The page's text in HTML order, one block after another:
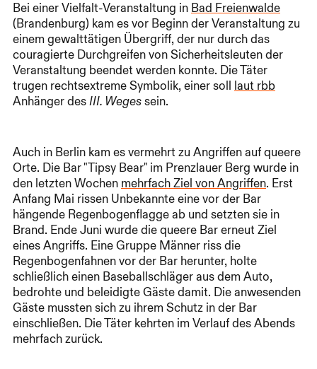
Bei einer Vielfalt-Veranstaltung in Bad Freienwalde
(Brandenburg) kam es vor Beginn der Veranstaltung zu
einem gewalttätigen Übergriff, der nur durch das
couragierte Durchgreifen von Sicherheitsleuten der
Veranstaltung beendet werden konnte. Die Täter
trugen rechtsextreme Symbolik, einer soll
laut rbb
Anhänger des III. Weges sein.
Auch in Berlin kam es vermehrt zu Angriffen auf queere
Orte. Die Bar "Tipsy Bear" im Prenzlauer Berg wurde in
den letzten Wochen mehrfach Ziel von Angriffen. Erst
Anfang Mai rissen Unbekannte eine vor der Bar
hängende Regenbogenflagge ab und setzten sie in
Brand. Ende Juni wurde die queere Bar erneut Ziel
eines Angriffs. Eine Gruppe Männer riss die
Regenbogenfahnen vor der Bar herunter, holte
schließlich einen Baseballschläger aus dem Auto,
bedrohte und beleidigte Gäste damit. Die anwesenden
Gäste mussten sich zu ihrem Schutz in der Bar
einschließen. Die Täter kehrten im Verlauf des Abends
mehrfach zurück.